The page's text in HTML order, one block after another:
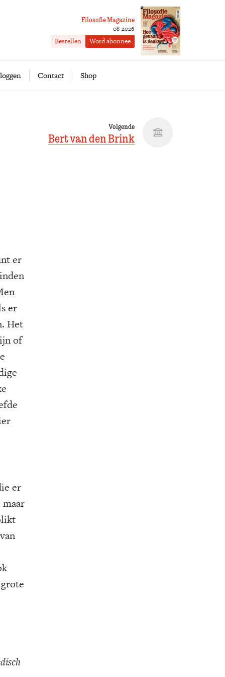
Filosofie Magazine
08-2026
Bestellen Word abonnee
Contact Shop
Word abonnee
Volgende
Bert van den Brink
er
er
Het
of
er